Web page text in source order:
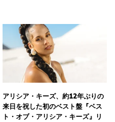
アリシア・キーズ、約12年ぶりの
来日を祝した初のベスト盤『ベス
ト・オブ・アリシア・キーズ』リ